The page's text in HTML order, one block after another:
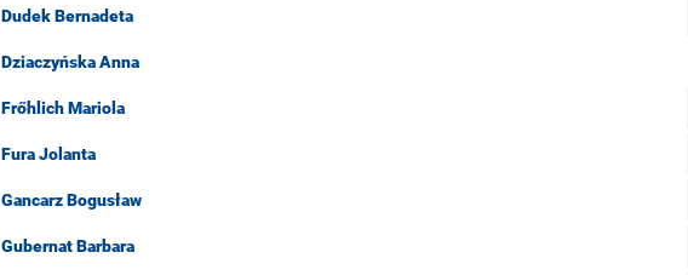
Dudek Bernadeta
Dziaczyńska Anna
Frőhlich Mariola
Fura Jolanta
Gancarz Bogusław
Gubernat Barbara